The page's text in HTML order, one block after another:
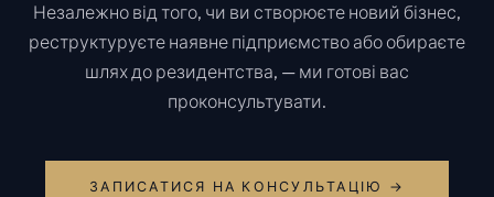
Незалежно від того, чи ви створюєте новий бізнес,
реструктуруєте наявне підприємство або обираєте
шлях до резидентства, — ми готові вас
проконсультувати.
ЗАПИСАТИСЯ НА КОНСУЛЬТАЦІЮ →